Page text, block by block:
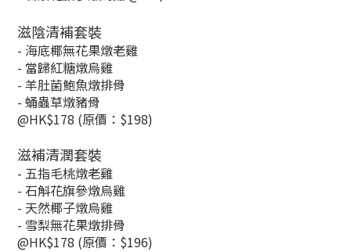
滋陰清補套裝
- 海底椰無花果燉老雞
- 當歸紅糖燉烏雞
- 羊肚菌鮑魚燉排骨
- 蛹蟲草燉豬骨
@HK$178 (原價：$198)
滋補清潤套裝
- 五指毛桃燉老雞
- 石斛花旗參燉烏雞
- 天然椰子燉烏雞
- 雪梨無花果燉排骨
@HK$178 (原價：$196)